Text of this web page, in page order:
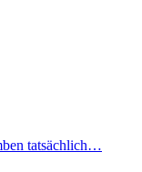
tatsächlich…